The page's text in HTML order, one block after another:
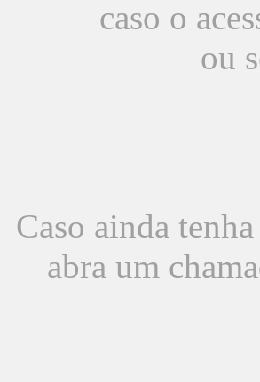
caso o
ou
Caso ainda
abra um